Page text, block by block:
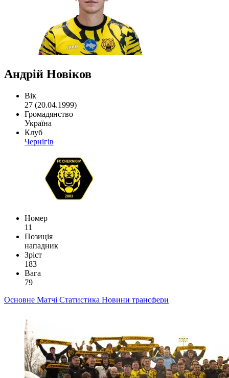
Андрій Новіков
Вік
27 (20.04.1999)
Громадянство
Україна
Клуб
Чернігів
Номер
11
Позиція
нападник
Зріст
183
Вага
79
Основне Матчі Статистика Новини трансфери